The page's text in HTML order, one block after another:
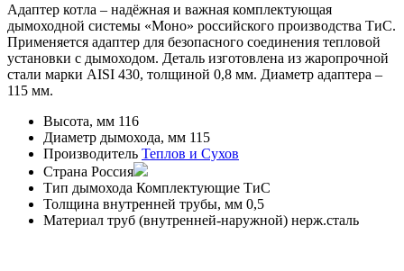
Адаптер котла – надёжная и важная комплектующая
дымоходной системы «Моно» российского производства ТиС.
Применяется адаптер для безопасного соединения тепловой
установки с дымоходом. Деталь изготовлена из жаропрочной
стали марки AISI 430, толщиной 0,8 мм. Диаметр адаптера –
115 мм.
Высота, мм 116
Диаметр дымохода, мм 115
Производитель Теплов и Сухов
Страна Россия
Тип дымохода Комплектующие ТиС
Толщина внутренней трубы, мм 0,5
Материал труб (внутренней-наружной) нерж.сталь